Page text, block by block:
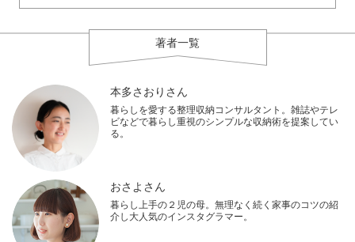
著者一覧
本多さおりさん
暮らしを愛する整理収納コンサルタント。雑誌やテレ
ビなどで暮らし重視のシンプルな収納術を提案してい
る。
おさよさん
暮らし上手の２児の母。無理なく続く家事のコツの紹
介し大人気のインスタグラマー。